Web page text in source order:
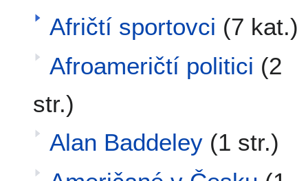
Afričtí sportovci (7 kat.)
Afroameričtí politici (2
str.)
Alan Baddeley (1 str.)